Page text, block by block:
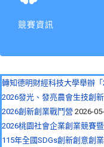
競賽資訊
轉知德明財經科技大學舉辦
2026發光、發亮農會生技創
2026創新創業戰鬥營 2026-
2026桃園社會企業創業競賽
115年全國SDGs創新創意創